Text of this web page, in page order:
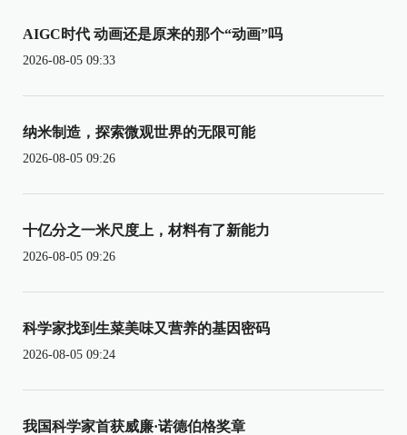
AIGC时代 动画还是原来的那个“动画”吗
2026-08-05 09:33
纳米制造，探索微观世界的无限可能
2026-08-05 09:26
十亿分之一米尺度上，材料有了新能力
2026-08-05 09:26
科学家找到生菜美味又营养的基因密码
2026-08-05 09:24
我国科学家首获威廉·诺德伯格奖章